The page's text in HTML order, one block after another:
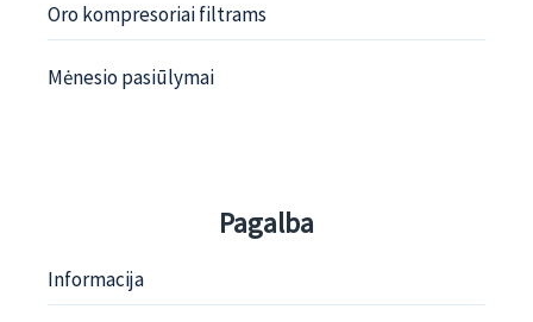
Oro kompresoriai filtrams
Mėnesio pasiūlymai
Pagalba
Informacija